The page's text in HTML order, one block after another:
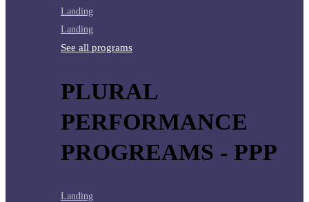
Landing
Landing
See all programs
PLURAL
PERFORMANCE
PROGREAMS - PPP
Landing